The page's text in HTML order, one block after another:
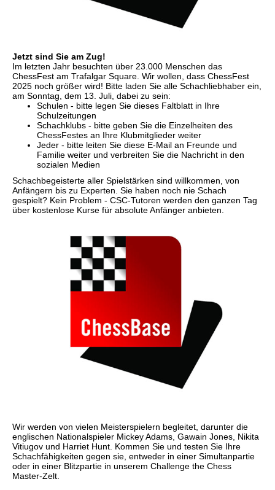
Jetzt sind Sie am Zug!
Im letzten Jahr besuchten über 23.000 Menschen das
ChessFest am Trafalgar Square. Wir wollen, dass ChessFest
2025 noch größer wird! Bitte laden Sie alle Schachliebhaber ein,
am Sonntag, dem 13. Juli, dabei zu sein:
Schulen - bitte legen Sie dieses Faltblatt in Ihre
Schulzeitungen
Schachklubs - bitte geben Sie die Einzelheiten des
ChessFestes an Ihre Klubmitglieder weiter
Jeder - bitte leiten Sie diese E-Mail an Freunde und
Familie weiter und verbreiten Sie die Nachricht in den
sozialen Medien
Schachbegeisterte aller Spielstärken sind willkommen, von
Anfängern bis zu Experten. Sie haben noch nie Schach
gespielt? Kein Problem - CSC-Tutoren werden den ganzen Tag
über kostenlose Kurse für absolute Anfänger anbieten.
Wir werden von vielen Meisterspielern begleitet, darunter die
englischen Nationalspieler Mickey Adams, Gawain Jones, Nikita
Vitiugov und Harriet Hunt. Kommen Sie und testen Sie Ihre
Schachfähigkeiten gegen sie, entweder in einer Simultanpartie
oder in einer Blitzpartie in unserem Challenge the Chess
Master-Zelt.